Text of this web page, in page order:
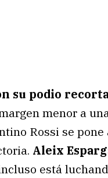
su podio
menor a
Rossi se
Aleix
está